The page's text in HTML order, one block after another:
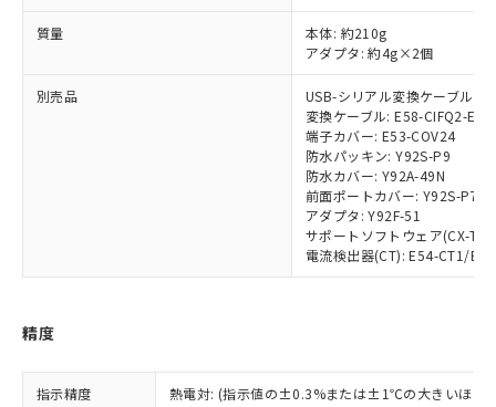
質量
本体: 約210g
アダプタ: 約4g×2個
別売品
USB-シリアル変換ケーブル:
変換ケーブル: E58-CIFQ2-E
端子カバー: E53-COV24
防水パッキン: Y92S-P9
防水カバー: Y92A-49N
前面ポートカバー: Y92S-P7
アダプタ: Y92F-51
サポートソフトウェア(CX-
電流検出器(CT): E54-CT1/
精度
指示精度
熱電対: (指示値の±0.3%または±1℃の大きいほう
以下の条件をお読みいただき、同意のうえ
本サービスは、当社制御機器事業取扱
商品の当社在庫状況および標準価格
(税抜)を提供させていただくもので
当社制御機器事業取扱商品の中には、
本サービスの対象外となる商品もある
タに基づき作成されるものであり、閲
覧された時点での実際の在庫および標
対応予定：EU RoHS指令（10物質）の非含
有に対応した製品に切り替える予定のある
対応予定なし：EU RoHS指令（10物質）の
非含有に非対応の商品で、対応品を出す予
調査・確認中：EU RoHS指令（10物質）の
非含有の対応状況を調査中または確認中の
非該当品：ライセンス料など無形物で、有
害物質有無と関係のない商品です。
仕入先様の事情により、非含有部品として
ミウム(Cd) 100ppm以下、
「○」：最大均質材料含有率が中国RoHSの
基準値以下であることを示します。
「×」：最大均質材料含有率が中国RoHSの
*中国RoHS10物質の基準値 (GB/T26572)：
Pb(鉛) :1000ppm、 Hg(水銀) : 1000ppm、 Cd(カドミウ
または国外への提供する場合は、日本
国政府の輸出許可(または役務取引許
記
説明